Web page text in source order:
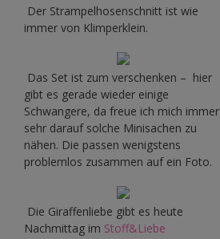
Der Strampelhosenschnitt ist wie
immer von Klimperklein.
Das Set ist zum verschenken – hier
gibt es gerade wieder einige
Schwangere, da freue ich mich immer
sehr darauf solche Minisachen zu
nähen. Die passen wenigstens
problemlos zusammen auf ein Foto.
Die Giraffenliebe gibt es heute
Nachmittag im Stoff&Liebe